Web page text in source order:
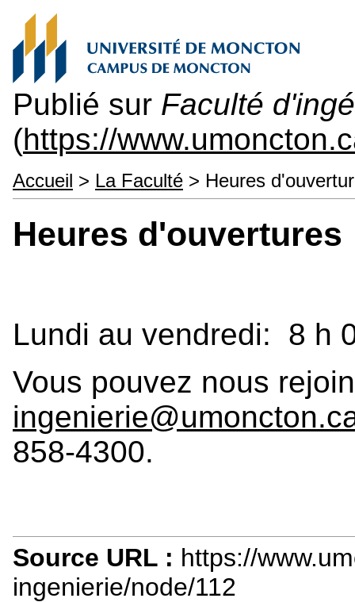
Publié sur Faculté
(https://
Accueil > La Faculté > Heures
Heures d'ouvertures
Lundi au vendredi: 8 h
Vous pouvez nous
858-4300.
Source URL : https://
ingenierie/node/112